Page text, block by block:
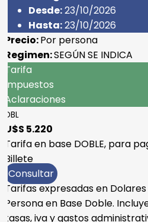
Desde:23/10/2026
Hasta:23/10/2026
Por persona
SEGÚN SE INDICA
5.220
en base DOBLE, para
Consultar
expresadas en Dolares
en Base Doble. Incluye
iva y gastos